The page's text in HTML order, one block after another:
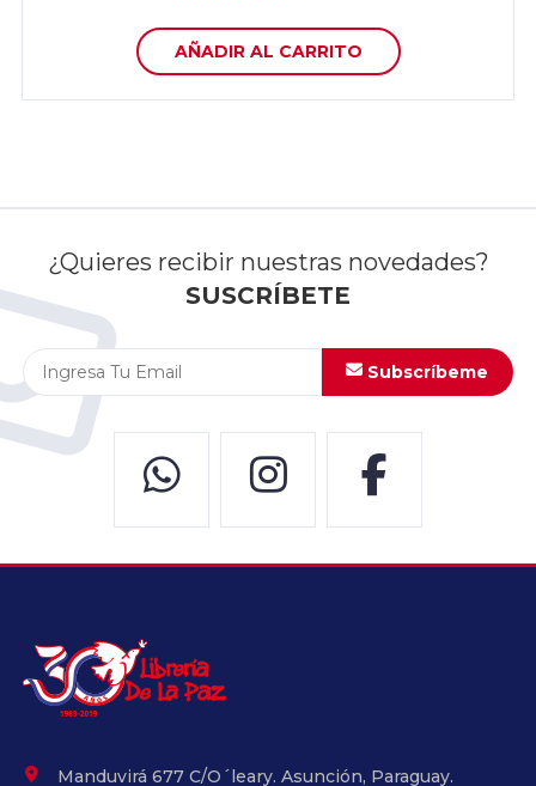
AÑADIR AL CARRITO
¿Quieres recibir nuestras novedades?
SUSCRÍBETE
Subscríbeme
Manduvirá 677 C/O´leary. Asunción, Paraguay.